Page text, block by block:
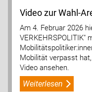
Video zur Wahl-
Am 4. Februar 2026
VERKEHRSPOLITIK"
Mobilität verpasst
Video ansehen.
Weiterlesen